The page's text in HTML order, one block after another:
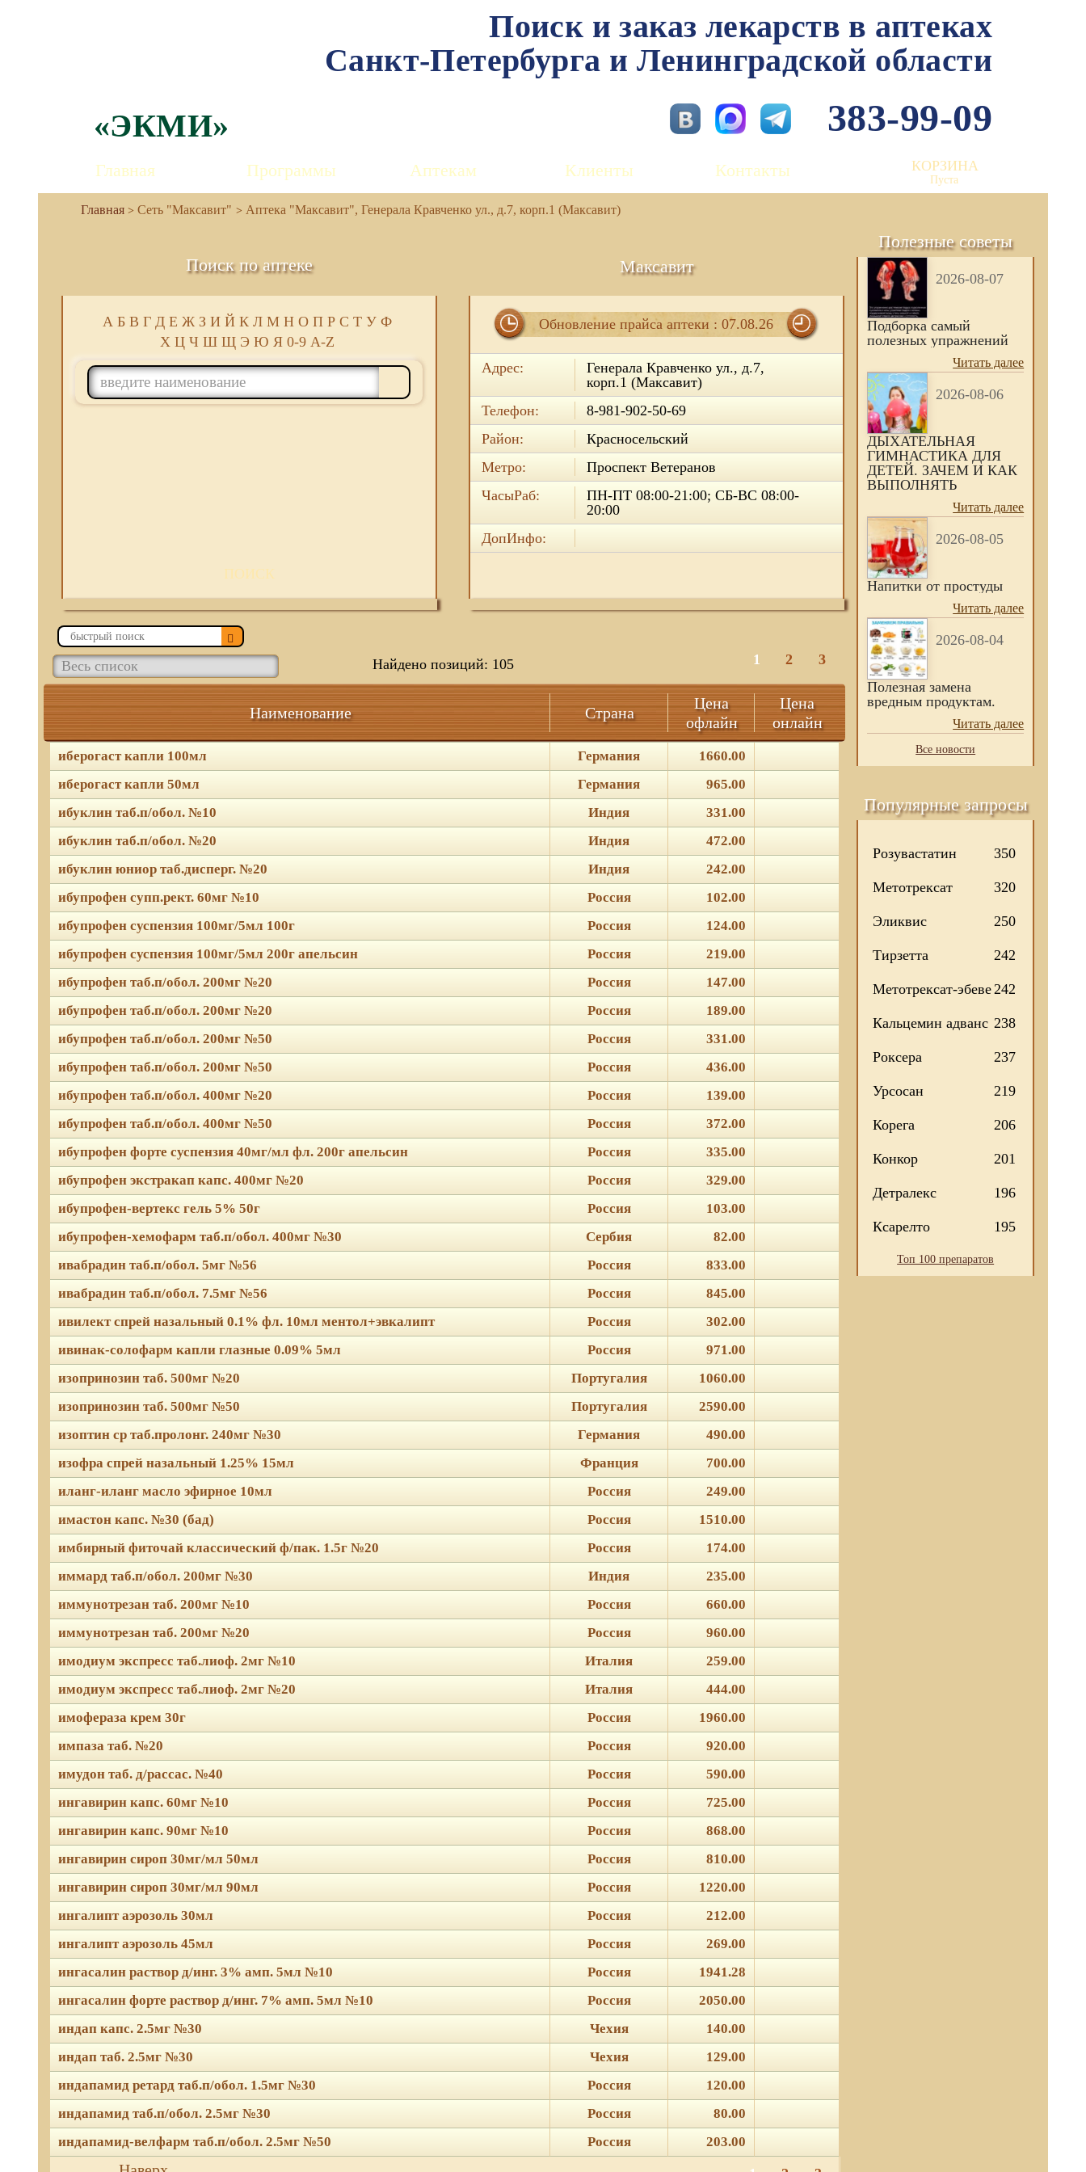
Поиск и заказ лекарств в аптеках
Санкт-Петербурга и Ленинградской области
383-99-09
«ЭКМИ»
Главная Программы Аптекам Клиенты Контакты КОРЗИНА
Пуста
Сеть "Максавит" Аптека "Максавит", Генерала Кравченко ул., д.7, корп.1 (Максавит)
Поиск по аптеке
А Б В Г Д Е Ж З И Й К Л М Н О П Р С Т У Ф
Х Ц Ч Ш Щ Э Ю Я 0-9 A-Z
ПОИСК
Максавит
Обновление прайса аптеки : 07.08.26
Адрес:
Генерала Кравченко ул., д.7,
корп.1 (Максавит)
Телефон:
8-981-902-50-69
Район:
Красносельский
Метро:
Проспект Ветеранов
ЧасыРаб:
ПН-ПТ 08:00-21:00; СБ-ВС 08:00-
20:00
ДопИнфо:
Найдено позиций: 105 1 2 3
Наименование Страна
Цена
офлайн
Цена
онлайн
иберогаст капли 100мл Германия
1660.00
иберогаст капли 50мл
Германия
965.00
ибуклин таб.п/обол. №10
Индия
331.00
ибуклин таб.п/обол. №20
Индия
472.00
ибуклин юниор таб.дисперг. №20
Индия
242.00
ибупрофен супп.рект. 60мг №10
Россия
102.00
ибупрофен суспензия 100мг/5мл 100г
Россия
124.00
ибупрофен суспензия 100мг/5мл 200г апельсин
Россия
219.00
ибупрофен таб.п/обол. 200мг №20
Россия
147.00
ибупрофен таб.п/обол. 200мг №20
Россия
189.00
ибупрофен таб.п/обол. 200мг №50
Россия
331.00
ибупрофен таб.п/обол. 200мг №50
Россия
436.00
ибупрофен таб.п/обол. 400мг №20
Россия
139.00
ибупрофен таб.п/обол. 400мг №50
Россия
372.00
ибупрофен форте суспензия 40мг/мл фл. 200г апельсин
Россия
335.00
ибупрофен экстракап капс. 400мг №20
Россия
329.00
ибупрофен-вертекс гель 5% 50г
Россия
103.00
ибупрофен-хемофарм таб.п/обол. 400мг №30
Сербия
82.00
ивабрадин таб.п/обол. 5мг №56
Россия
833.00
ивабрадин таб.п/обол. 7.5мг №56
Россия
845.00
ивилект спрей назальный 0.1% фл. 10мл ментол+эвкалипт
Россия
302.00
ивинак-солофарм капли глазные 0.09% 5мл
Россия
971.00
изопринозин таб. 500мг №20
Португалия
1060.00
изопринозин таб. 500мг №50
Португалия
2590.00
изоптин ср таб.пролонг. 240мг №30
Германия
490.00
изофра спрей назальный 1.25% 15мл
Франция
700.00
иланг-иланг масло эфирное 10мл
Россия
249.00
имастон капс. №30 (бад)
Россия
1510.00
имбирный фиточай классический ф/пак. 1.5г №20
Россия
174.00
иммард таб.п/обол. 200мг №30
Индия
235.00
иммунотрезан таб. 200мг №10
Россия
660.00
иммунотрезан таб. 200мг №20
Россия
960.00
имодиум экспресс таб.лиоф. 2мг №10
Италия
259.00
имодиум экспресс таб.лиоф. 2мг №20
Италия
444.00
имофераза крем 30г
Россия
1960.00
импаза таб. №20
Россия
920.00
имудон таб. д/рассас. №40
Россия
590.00
ингавирин капс. 60мг №10
Россия
725.00
ингавирин капс. 90мг №10
Россия
868.00
ингавирин сироп 30мг/мл 50мл
Россия
810.00
ингавирин сироп 30мг/мл 90мл
Россия
1220.00
ингалипт аэрозоль 30мл
Россия
212.00
ингалипт аэрозоль 45мл
Россия
269.00
ингасалин раствор д/инг. 3% амп. 5мл №10
Россия
1941.28
ингасалин форте раствор д/инг. 7% амп. 5мл №10
Россия
2050.00
индап капс. 2.5мг №30
Чехия
140.00
индап таб. 2.5мг №30
Чехия
129.00
индапамид ретард таб.п/обол. 1.5мг №30
Россия
120.00
индапамид таб.п/обол. 2.5мг №30
Россия
80.00
индапамид-велфарм таб.п/обол. 2.5мг №50
Россия 203.00
Полезные советы
2026-08-07
Подборка самый
полезных упражнений
Читать далее
2026-08-06
ДЫХАТЕЛЬНАЯ
ГИМНАСТИКА ДЛЯ
ДЕТЕЙ. ЗАЧЕМ И КАК
ВЫПОЛНЯТЬ
Читать далее
2026-08-05
Напитки от простуды
Читать далее
2026-08-04
Полезная замена
вредным продуктам.
Читать далее
Все новости
Популярные запросы
Розувастатин 350
Метотрексат 320
Эликвис 250
Тирзетта 242
Метотрексат-эбеве242
Кальцемин адванс 238
Роксера 237
Урсосан 219
Корега 206
Конкор 201
Детралекс 196
Ксарелто 195
Топ 100 препаратов
Мы используем файлы Сookie для корректной работы веб-сайта. Подробности - вПолитике в отношении обработки